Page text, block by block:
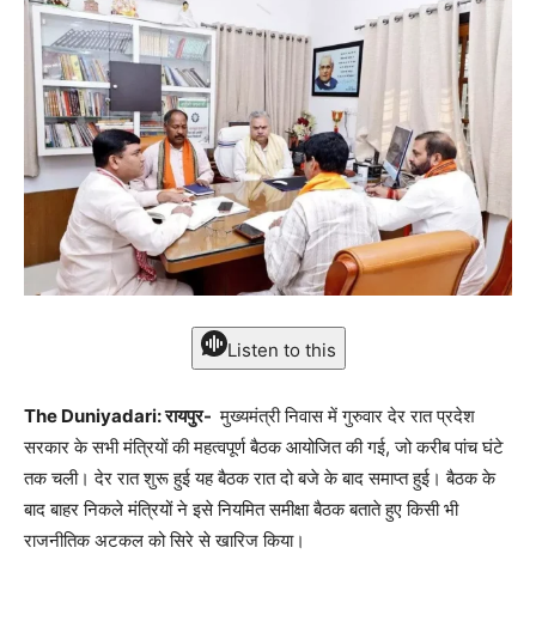
Listen to this
The Duniyadari: रायपुर- मुख्यमंत्री निवास में गुरुवार देर रात प्रदेश
सरकार के सभी मंत्रियों की महत्वपूर्ण बैठक आयोजित की गई, जो करीब पांच घंटे
तक चली। देर रात शुरू हुई यह बैठक रात दो बजे के बाद समाप्त हुई। बैठक के
बाद बाहर निकले मंत्रियों ने इसे नियमित समीक्षा बैठक बताते हुए किसी भी
राजनीतिक अटकल को सिरे से खारिज किया।